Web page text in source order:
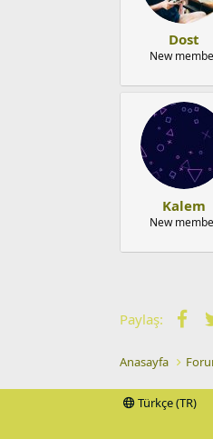
Dost
New
Kalem
New
Paylaş:
Anasayfa
Türkçe (TR)